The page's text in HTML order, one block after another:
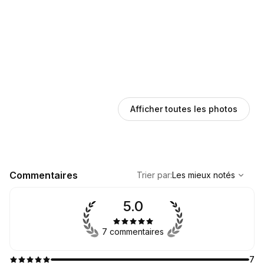
Afficher toutes les photos
Commentaires
Les mieux notés
Trier par:Les mieux notés
7
5.0
7 commentaires